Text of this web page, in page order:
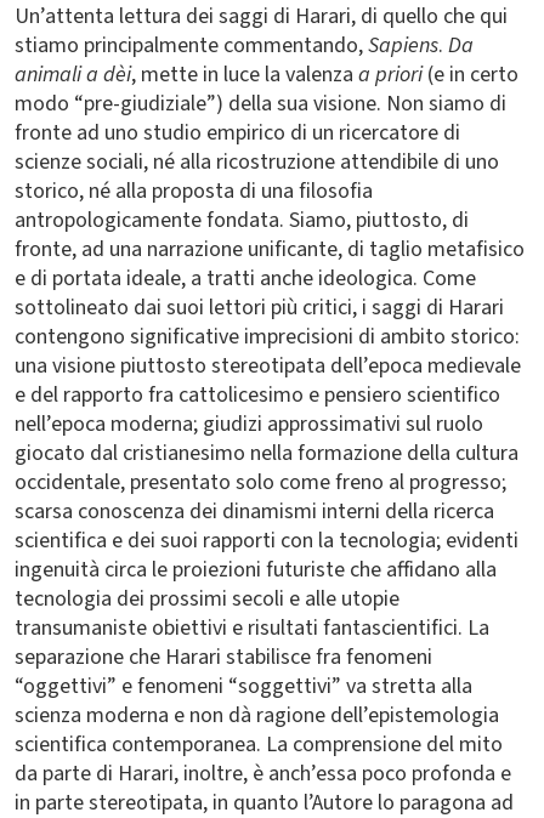
Un’attenta lettura dei saggi di Harari, di quello che qui
stiamo principalmente commentando,Sapiens. Da
animali a dèi, mette in luce la valenza a priori(e in certo
modo “pre-giudiziale”) della sua visione. Non siamo di
fronte ad uno studio empirico di un ricercatore di
scienze sociali, né alla ricostruzione attendibile di uno
storico, né alla proposta di una filosofia
antropologicamente fondata. Siamo, piuttosto, di
fronte, ad una narrazione unificante, di taglio metafisico
e di portata ideale, a tratti anche ideologica. Come
sottolineato dai suoi lettori più critici, i saggi di Harari
contengono significative imprecisioni di ambito storico:
una visione piuttosto stereotipata dell’epoca medievale
e del rapporto fra cattolicesimo e pensiero scientifico
nell’epoca moderna; giudizi approssimativi sul ruolo
giocato dal cristianesimo nella formazione della cultura
occidentale, presentato solo come freno al progresso;
scarsa conoscenza dei dinamismi interni della ricerca
scientifica e dei suoi rapporti con la tecnologia; evidenti
ingenuità circa le proiezioni futuriste che affidano alla
tecnologia dei prossimi secoli e alle utopie
transumaniste obiettivi e risultati fantascientifici. La
separazione che Harari stabilisce fra fenomeni
“oggettivi” e fenomeni “soggettivi” va stretta alla
scienza moderna e non dà ragione dell’epistemologia
scientifica contemporanea. La comprensione del mito
da parte di Harari, inoltre, è anch’essa poco profonda e
in parte stereotipata, in quanto l’Autore lo paragona ad